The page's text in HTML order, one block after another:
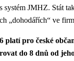
systém JMHZ. Stát
„dohodářích“ ve
platí pro české
do 8 dnů od